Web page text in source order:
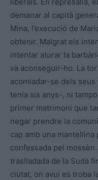
demanar al capità
Mina, l’execució de
obtenir. Malgrat els
intentar aturar la
va aconseguir-ho. La
acomiadar-se dels
tenia sis anys-, ni
primer matrimoni que
negar prendre la
cap amb una mantellina
confessada pel
traslladada de la Suda
ciutat, on avui es troba